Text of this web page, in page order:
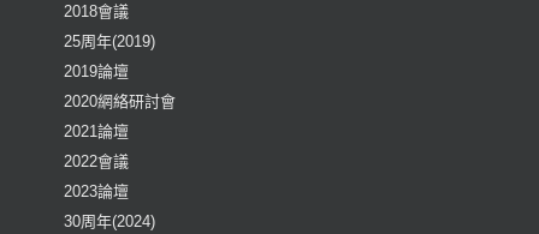
2018會議
25周年(2019)
2019論壇
2020網絡研討會
2021論壇
2022會議
2023論壇
30周年(2024)